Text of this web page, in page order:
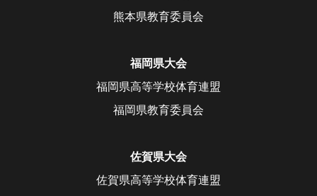
熊本県教育委員会
福岡県大会
福岡県高等学校体育連盟
福岡県教育委員会
佐賀県大会
佐賀県高等学校体育連盟